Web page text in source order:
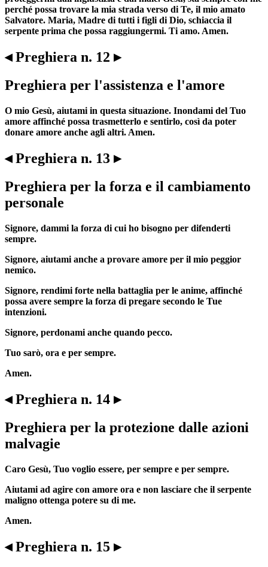
perché possa trovare la mia strada verso di Te, il mio amato
Salvatore. Maria, Madre di tutti i figli di Dio, schiaccia il
serpente prima che possa raggiungermi. Ti amo. Amen.
◂ Preghiera n. 12 ▸
Preghiera per l'assistenza e l'amore
O mio Gesù, aiutami in questa situazione. Inondami del Tuo
amore affinché possa trasmetterlo e sentirlo, così da poter
donare amore anche agli altri. Amen.
◂ Preghiera n. 13 ▸
Preghiera per la forza e il cambiamento
personale
Signore, dammi la forza di cui ho bisogno per difenderti
sempre.
Signore, aiutami anche a provare amore per il mio peggior
nemico.
Signore, rendimi forte nella battaglia per le anime, affinché
possa avere sempre la forza di pregare secondo le Tue
intenzioni.
Signore, perdonami anche quando pecco.
Tuo sarò, ora e per sempre.
Amen.
◂ Preghiera n. 14 ▸
Preghiera per la protezione dalle azioni
malvagie
Caro Gesù, Tuo voglio essere, per sempre e per sempre.
Aiutami ad agire con amore ora e non lasciare che il serpente
maligno ottenga potere su di me.
Amen.
◂ Preghiera n. 15 ▸